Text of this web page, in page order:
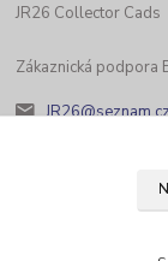
JR26 Collector Cads
Zákaznická podpora